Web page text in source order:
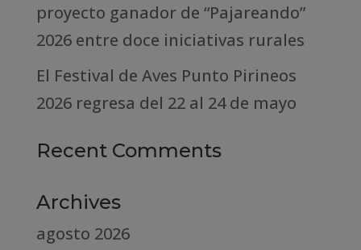
proyecto ganador de “Pajareando”
2026 entre doce iniciativas rurales
El Festival de Aves Punto Pirineos
2026 regresa del 22 al 24 de mayo
Recent Comments
Archives
agosto 2026